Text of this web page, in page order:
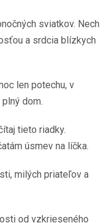
sviatkov. Nech
a srdcia blízkych
len potechu, v
dom.
tieto riadky.
úsmev na líčka.
milých priateľov a
od vzkrieseného